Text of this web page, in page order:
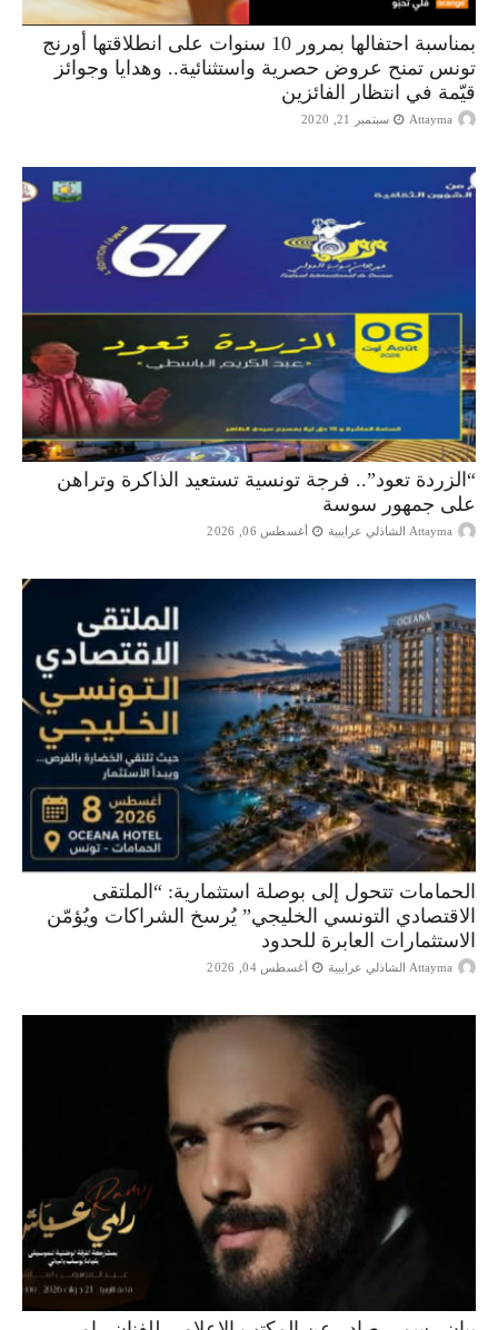
بمناسبة احتفالها بمرور 10 سنوات على انطلاقتها أورنج
تونس تمنح عروض حصرية واستثنائية.. وهدايا وجوائز
قيّمة في انتظار الفائزين
Attayma سبتمبر 21, 2020
“الزردة تعود”.. فرجة تونسية تستعيد الذاكرة وتراهن
على جمهور سوسة
Attayma الشاذلي عرايبية أغسطس 06, 2026
الحمامات تتحول إلى بوصلة استثمارية: “الملتقى
الاقتصادي التونسي الخليجي” يُرسخ الشراكات ويُؤمّن
الاستثمارات العابرة للحدود
Attayma الشاذلي عرايبية أغسطس 04, 2026